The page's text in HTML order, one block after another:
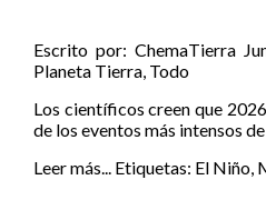
Escrito por:ChemaTierra
Planeta Tierra, Todo
Los científicos creen que
de los eventos más intensos
Leer más... Etiquetas: El Niño,